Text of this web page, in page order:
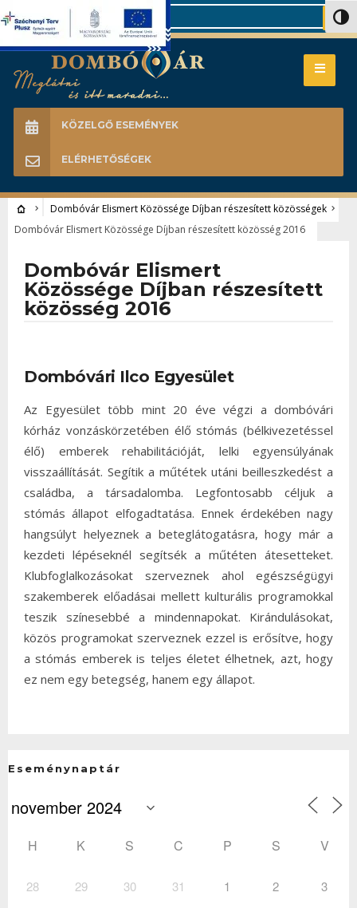
Search
KÖZELGŐ ESEMÉNYEK
ELÉRHETŐSÉGEK
Dombóvár Elismert Közössége Díjban részesített közösségek
Dombóvár Elismert Közössége Díjban részesített közösség 2016
Dombóvár Elismert
Közössége Díjban részesített
közösség 2016
Dombóvári Ilco Egyesület
Az Egyesület több mint 20 éve végzi a dombóvári
kórház vonzáskörzetében élő stómás (bélkivezetéssel
élő) emberek rehabilitációját, lelki egyensúlyának
visszaállítását. Segítik a műtétek utáni beilleszkedést a
családba, a társadalomba. Legfontosabb céljuk a
stómás állapot elfogadtatása. Ennek érdekében nagy
hangsúlyt helyeznek a beteglátogatásra, hogy már a
kezdeti lépéseknél segítsék a műtéten átesetteket.
Klubfoglalkozásokat szerveznek ahol egészségügyi
szakemberek előadásai mellett kulturális programokkal
teszik színesebbé a mindennapokat. Kirándulásokat,
közös programokat szerveznek ezzel is erősítve, hogy
a stómás emberek is teljes életet élhetnek, azt, hogy
ez nem egy betegség, hanem egy állapot.
Eseménynaptár
H K S C P S V
28 29 30 31 1 2 3